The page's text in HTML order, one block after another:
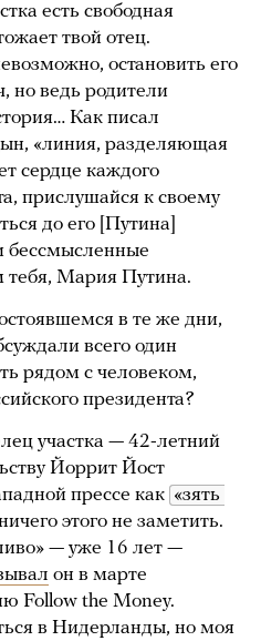
есть свободная
твой отец.
остановить его
но ведь родители
Как писал
«линия, разделяющая
сердце каждого
прислушайся к своему
до его [Путина]
бессмысленные
Мария Путина.
в те же дни,
всего один
рядом с человеком,
президента?
участка — 42-летний
Йоррит Йост
прессе как «зять
этого не заметить.
— уже 16 лет —
он в марте
Follow the Money.
в Нидерланды, но моя